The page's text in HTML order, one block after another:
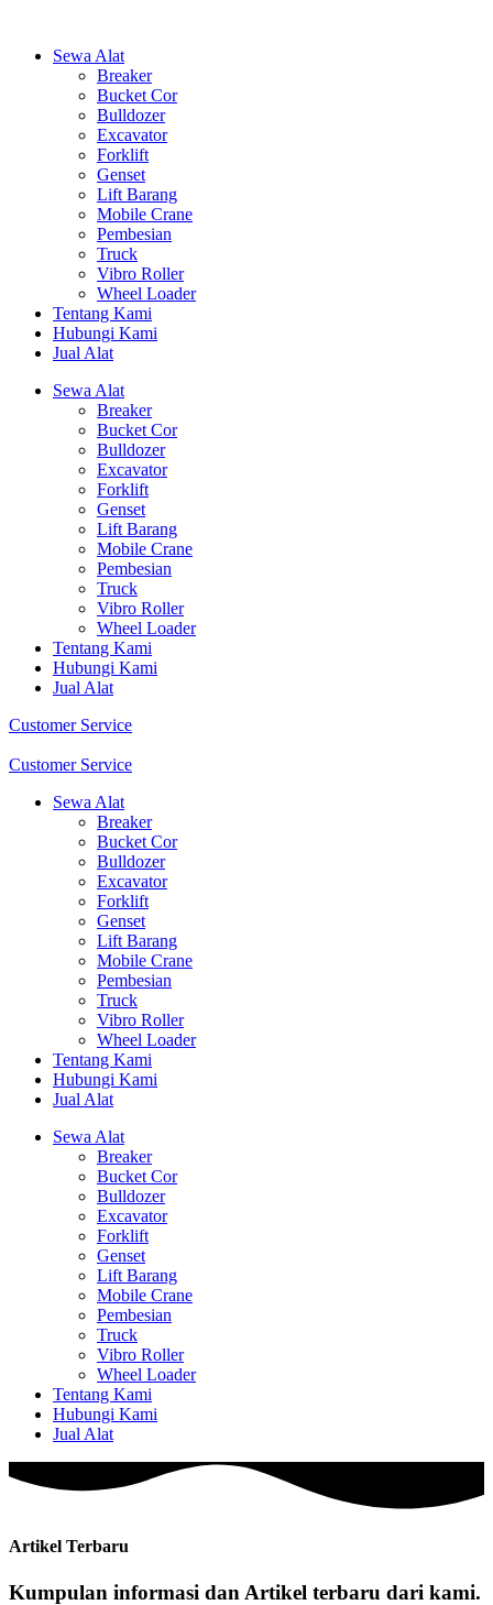
Sewa Alat
Breaker
Bucket Cor
Bulldozer
Excavator
Forklift
Genset
Lift Barang
Mobile Crane
Pembesian
Truck
Vibro Roller
Wheel Loader
Tentang Kami
Hubungi Kami
Jual Alat
Sewa Alat
Breaker
Bucket Cor
Bulldozer
Excavator
Forklift
Genset
Lift Barang
Mobile Crane
Pembesian
Truck
Vibro Roller
Wheel Loader
Tentang Kami
Hubungi Kami
Jual Alat
Customer Service
Customer Service
Sewa Alat
Breaker
Bucket Cor
Bulldozer
Excavator
Forklift
Genset
Lift Barang
Mobile Crane
Pembesian
Truck
Vibro Roller
Wheel Loader
Tentang Kami
Hubungi Kami
Jual Alat
Sewa Alat
Breaker
Bucket Cor
Bulldozer
Excavator
Forklift
Genset
Lift Barang
Mobile Crane
Pembesian
Truck
Vibro Roller
Wheel Loader
Tentang Kami
Hubungi Kami
Jual Alat
Artikel Terbaru
Kumpulan informasi dan Artikel terbaru dari kami.